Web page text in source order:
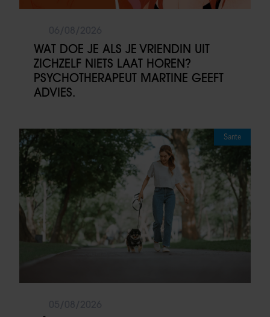
WAT DOE JE ALS JE VRIENDIN UIT
ZICHZELF NIETS LAAT HOREN?
PSYCHOTHERAPEUT MARTINE GEEFT
ADVIES.
Sante